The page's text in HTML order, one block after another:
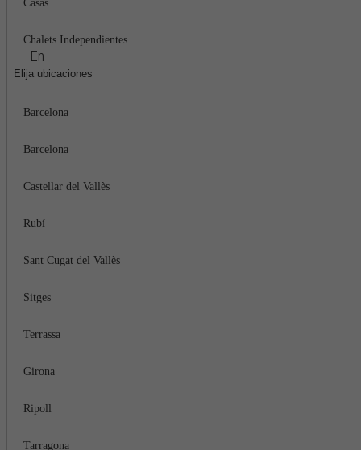
Casas
Chalets Independientes
En
Elija ubicaciones
Barcelona
Barcelona
Castellar del Vallès
Rubí
Sant Cugat del Vallès
Sitges
Terrassa
Girona
Ripoll
Tarragona